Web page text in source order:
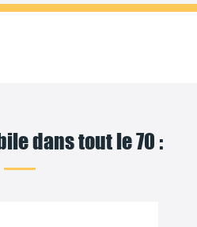
dans tout le 70 :